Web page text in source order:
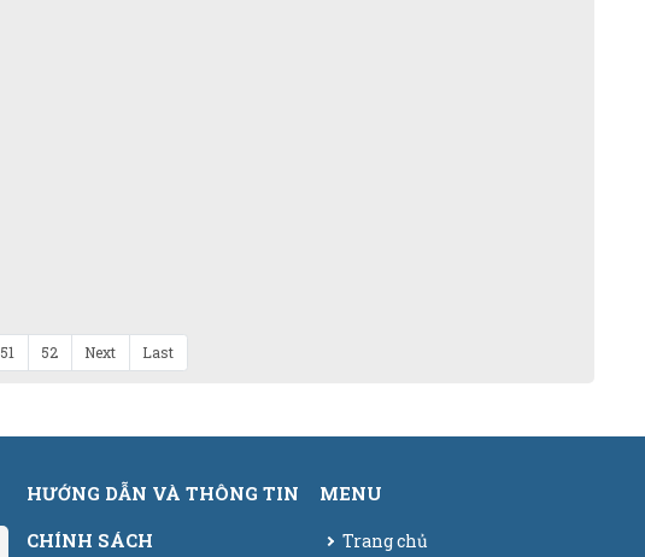
51 52 Next Last
HƯỚNG DẪN VÀ THÔNG TIN
CHÍNH SÁCH
MENU
Trang chủ